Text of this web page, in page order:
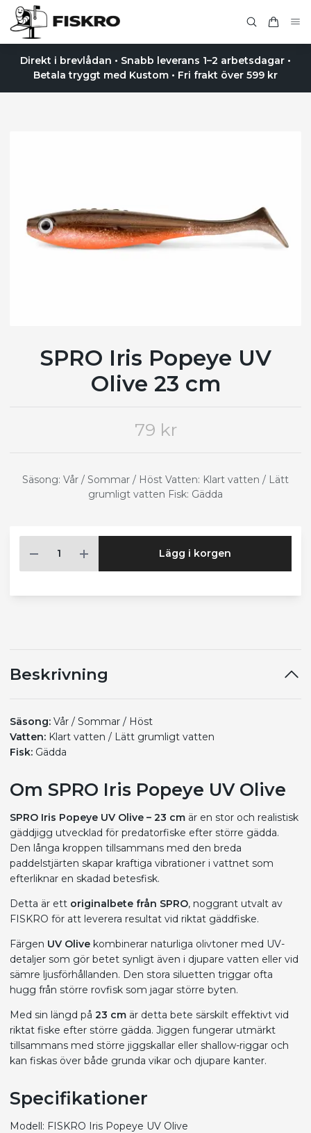
Direkt i brevlådan • Snabb leverans 1–2 arbetsdagar •
Betala tryggt med Kustom • Fri frakt över 599 kr
SPRO Iris Popeye UV
Olive 23 cm
79 kr
Säsong: Vår / Sommar / Höst Vatten: Klart vatten / Lätt
grumligt vatten Fisk: Gädda
Lägg i korgen
Beskrivning
Säsong: Vår / Sommar / Höst
Vatten: Klart vatten / Lätt grumligt vatten
Fisk: Gädda
Om SPRO Iris Popeye UV Olive
SPRO Iris Popeye UV Olive – 23 cm är en stor och realistisk
gäddjigg utvecklad för predatorfiske efter större gädda.
Den långa kroppen tillsammans med den breda
paddelstjärten skapar kraftiga vibrationer i vattnet som
efterliknar en skadad betesfisk.
Detta är ett originalbete från SPRO, noggrant utvalt av
FISKRO för att leverera resultat vid riktat gäddfiske.
Färgen UV Olive kombinerar naturliga olivtoner med UV-
detaljer som gör betet synligt även i djupare vatten eller vid
sämre ljusförhållanden. Den stora siluetten triggar ofta
hugg från större rovfisk som jagar större byten.
Med sin längd på 23 cm är detta bete särskilt effektivt vid
riktat fiske efter större gädda. Jiggen fungerar utmärkt
tillsammans med större jiggskallar eller shallow-riggar och
kan fiskas över både grunda vikar och djupare kanter.
Specifikationer
Modell: FISKRO Iris Popeye UV Olive